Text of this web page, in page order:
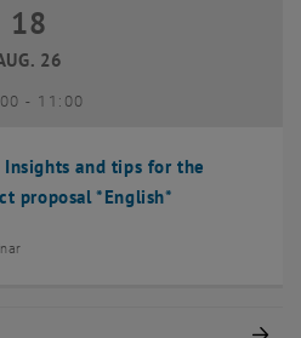
Insights and tips for the
proposal *English*
2026
18
26
- bis
11:00
8 von 8